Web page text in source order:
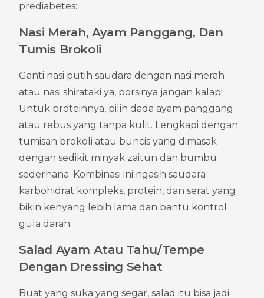
prediabetes:
Nasi Merah, Ayam Panggang, Dan
Tumis Brokoli
Ganti nasi putih saudara dengan nasi merah
atau nasi shirataki ya, porsinya jangan kalap!
Untuk proteinnya, pilih dada ayam panggang
atau rebus yang tanpa kulit. Lengkapi dengan
tumisan brokoli atau buncis yang dimasak
dengan sedikit minyak zaitun dan bumbu
sederhana. Kombinasi ini ngasih saudara
karbohidrat kompleks, protein, dan serat yang
bikin kenyang lebih lama dan bantu kontrol
gula darah.
Salad Ayam Atau Tahu/Tempe
Dengan Dressing Sehat
Buat yang suka yang segar, salad itu bisa jadi